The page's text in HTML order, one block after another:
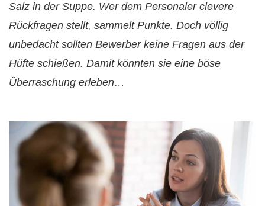
Salz in der Suppe. Wer dem Personaler clevere
Rückfragen stellt, sammelt Punkte. Doch völlig
unbedacht sollten Bewerber keine Fragen aus der
Hüfte schießen. Damit könnten sie eine böse
Überraschung erleben…